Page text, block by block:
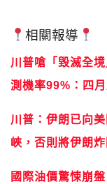
相關報導
川普嗆「毀滅全
測機率99%：四
川普：伊朗已向
峽，否則將伊朗炸
國際油價驚悚崩